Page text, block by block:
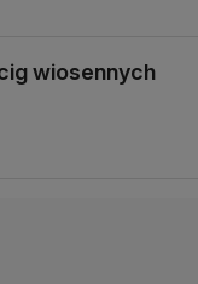
wiosennych